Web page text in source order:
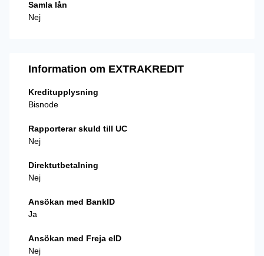
Samla lån
Nej
Information om EXTRAKREDIT
Kreditupplysning
Bisnode
Rapporterar skuld till UC
Nej
Direktutbetalning
Nej
Ansökan med BankID
Ja
Ansökan med Freja eID
Nej